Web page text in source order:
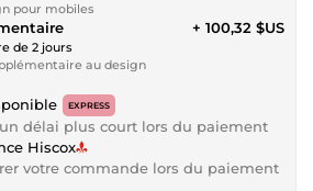
pour mobiles
de 2 jours
au design
+ 100,32 $US
EXPRESS
délai plus court lors du paiement
Hiscox
votre commande lors du paiement